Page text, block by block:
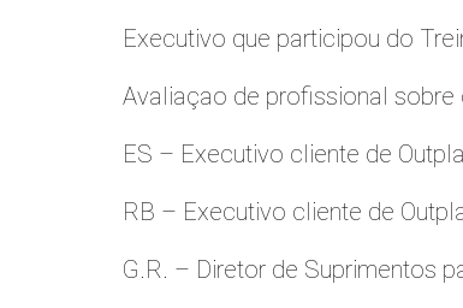
Executivo que participou do
Avaliaçao de profissional
ES – Executivo cliente de
RB – Executivo cliente de
G.R. – Diretor de Suprimentos